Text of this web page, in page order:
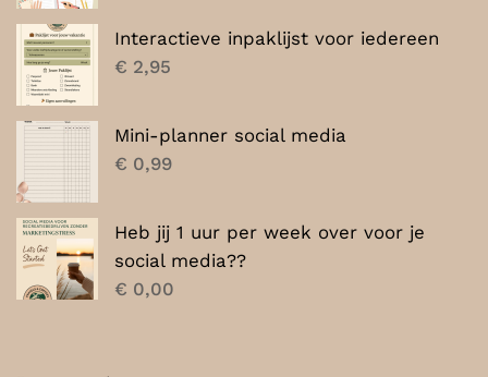
Interactieve inpaklijst voor iedereen
€ 2,95
Mini-planner social media
€ 0,99
Heb jij 1 uur per week over voor je
social media??
€ 0,00